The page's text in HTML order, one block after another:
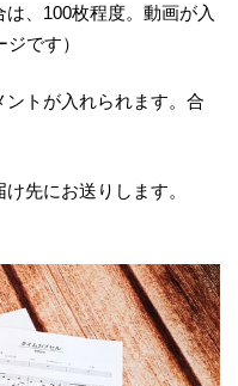
は、100枚程度。動画が入
です）
ントが入れられます。合
先にお送りします。